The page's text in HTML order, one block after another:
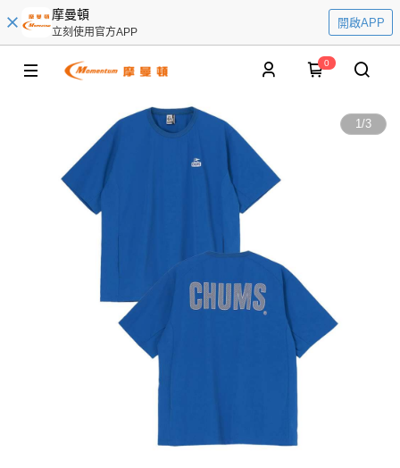
摩曼頓
立刻使用官方APP
開啟APP
0
1/3